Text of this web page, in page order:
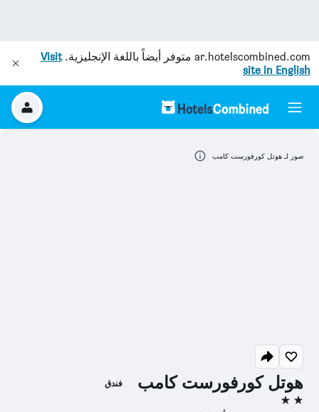
ar.hotelscombined.com متوفر أيضاً باللغة الإنجليزية.Visit
site in English
هوتل كورفورست كامب فندق
2 نجمتين
صور لـ هوتل كورفورست كامب